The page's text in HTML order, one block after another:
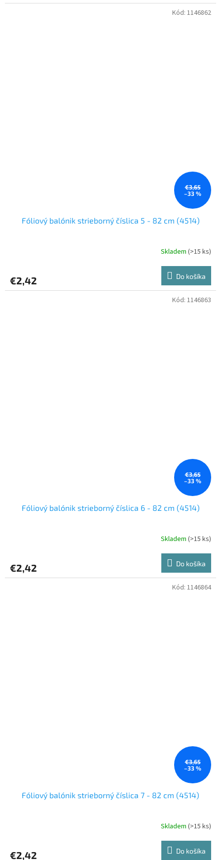
€3,65
–33 %
Fóliový balónik strieborný číslica 5 - 82 cm (4514)
Skladem (>15 ks)
€2,42 Do košíka
Kód: 1146862
€3,65
–33 %
Fóliový balónik strieborný číslica 6 - 82 cm (4514)
Skladem (>15 ks)
€2,42 Do košíka
Kód: 1146863
€3,65
–33 %
Fóliový balónik strieborný číslica 7 - 82 cm (4514)
Skladem (>15 ks)
€2,42 Do košíka
Kód: 1146864